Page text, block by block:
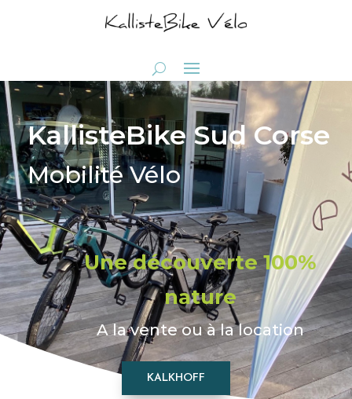
KallisteBike Sud Corse
Mobilité Vélo
Une découverte 100%
nature
A la vente ou à la location
KALKHOFF